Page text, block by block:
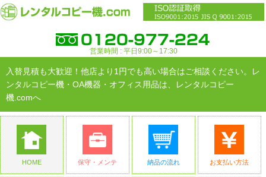
営業時間 : 平日9:00～17:30
入替見積も大歓迎！他店より1円でも高い場合はご相談ください。レ
ンタルコピー機・OA機器・オフィス用品は、レンタルコピー
機.comへ
HOME 保守・メンテ 納品の流れ お支払い方法